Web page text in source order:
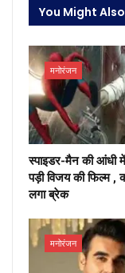
You Might
मनोरंजन
स्पाइडर-मैन की आंधी
पड़ी विजय की फिल्म ,
लगा ब्रेक
मनोरंजन